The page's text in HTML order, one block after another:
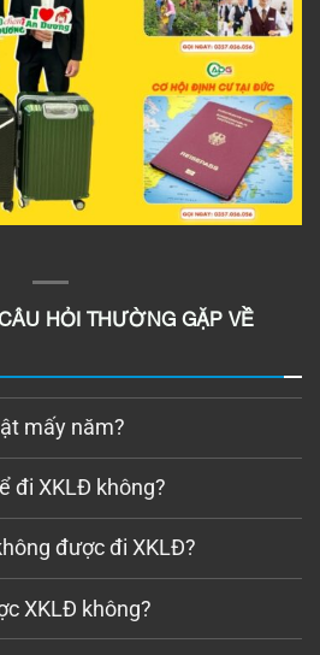
HỎI THƯỜNG GẶP VỀ
mấy năm?
đi XKLĐ không?
được đi XKLĐ?
XKLĐ không?